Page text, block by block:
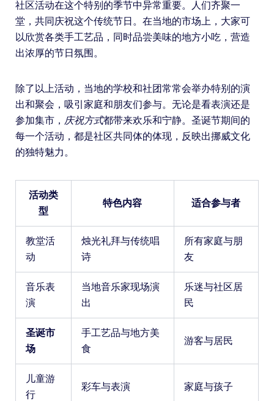
社区活动在这个特别的季节中异常重要。人们齐聚一
堂，共同庆祝这个传统节日。在当地的市场上，大家可
以欣赏各类手工艺品，同时品尝美味的地方小吃，营造
出浓厚的节日氛围。
除了以上活动，当地的学校和社团常常会举办特别的演
出和聚会，吸引家庭和朋友们参与。无论是看表演还是
参加集市， 庆祝方式都带来欢乐和宁静。圣诞节期间的
每一个活动，都是社区共同体的体现，反映出挪威文化
的独特魅力。
活动类
型
特色内容 适合参与者
教堂活
动
烛光礼拜与传统唱
诗
所有家庭与朋
友
音乐表
演
当地音乐家现场演
出
乐迷与社区居
民
圣诞市
场
手工艺品与地方美
食
游客与居民
儿童游
行
彩车与表演 家庭与孩子